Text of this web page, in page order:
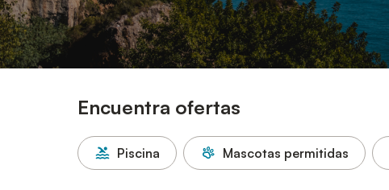
Encuentra ofertas
Piscina Mascotas permitidas